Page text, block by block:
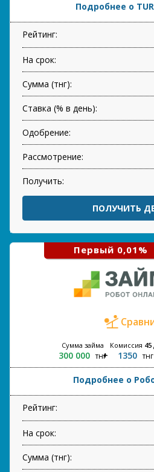
Подробнее о
Рейтинг:
На срок:
Сумма (тнг):
Ставка (% в день):
Одобрение:
Рассмотрение:
Получить:
ПОЛУЧИТЬ
Первый 0,01%
Сумма займа
300 000 тнг
Комиссия 45
1350 тнг
Подробнее о
Рейтинг:
На срок:
Сумма (тнг):